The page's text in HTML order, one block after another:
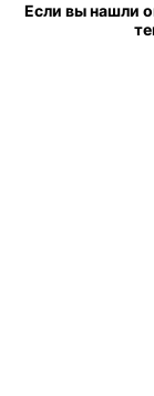
Если вы нашли